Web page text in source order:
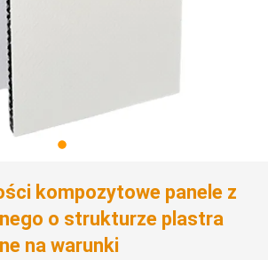
kompozytowe panele z
o strukturze plastra
na warunki